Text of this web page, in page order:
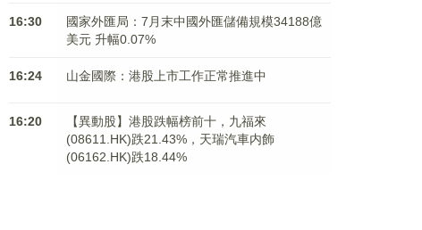
16:30
國家外匯局：7月末中國外匯儲備規模34188億
美元 升幅0.07%
16:24 山金國際：港股上市工作正常推進中
16:20
【異動股】港股跌幅榜前十，九福來
(08611.HK)跌21.43%，天瑞汽車内飾
(06162.HK)跌18.44%